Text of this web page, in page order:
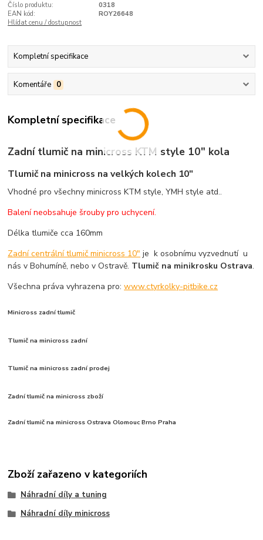
Číslo produktu:
0318
EAN kód:
ROY26648
Hlídat cenu / dostupnost
Kompletní specifikace
Komentáře 0
Kompletní specifikace
Zadní tlumič na minicross KTM style 10" kola
Tlumič na minicross na velkých kolech 10"
Vhodné pro všechny minicross KTM style, YMH style atd..
Balení neobsahuje šrouby pro uchycení.
Délka tlumiče cca 160mm
Zadní centrální tlumič minicross 10" je k osobnímu vyzvednutí u
nás v Bohumíně, nebo v Ostravě. Tlumič na minikrosku Ostrava.
Všechna práva vyhrazena pro:www.ctyrkolky-pitbike.cz
Minicross zadní tlumič
Tlumič na minicross zadní
Tlumič na minicross zadní prodej
Zadní tlumič na minicross zboží
Zadní tlumič na minicross Ostrava Olomouc Brno Praha
Zboží zařazeno v kategoriích
Náhradní díly a tuning
Náhradní díly minicross